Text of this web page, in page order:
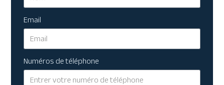
Email
Numéros de téléphone